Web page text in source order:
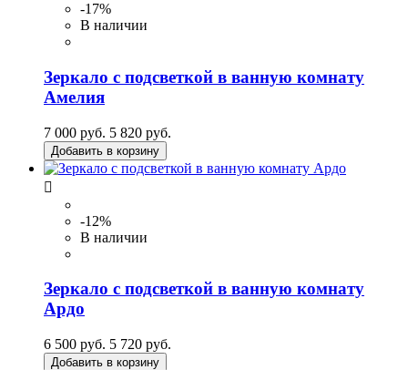
-17%
В наличии
Зеркало с подсветкой в ванную комнату
Амелия
7 000 руб. 5 820 руб.
Добавить в корзину

-12%
В наличии
Зеркало с подсветкой в ванную комнату
Ардо
6 500 руб. 5 720 руб.
Добавить в корзину